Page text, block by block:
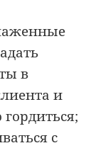
в
и
с